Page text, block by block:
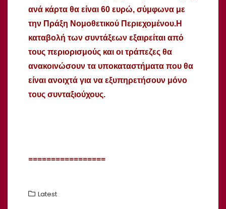
ανά κάρτα θα είναι 60 ευρώ, σύμφωνα με
την Πράξη Νομοθετικού Περιεχομένου.Η
καταβολή των συντάξεων εξαιρείται από
τους περιορισμούς και οι τράπεζες θα
ανακοινώσουν τα υποκαταστήματα που θα
είναι ανοιχτά για να εξυπηρετήσουν μόνο
τους συνταξιούχους.
=================
Latest